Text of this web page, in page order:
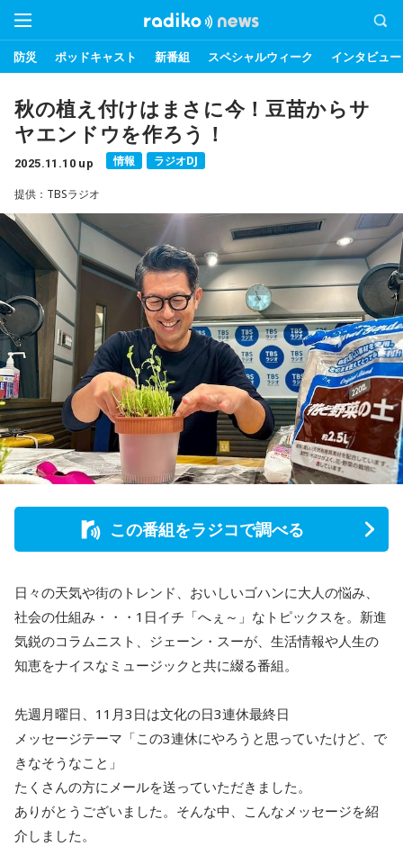
防災 ポッドキャスト 新番組 スペシャルウィーク インタビュー
秋の植え付けはまさに今！豆苗からサ
ヤエンドウを作ろう！
2025.11.10 up 情報 ラジオDJ
提供：TBSラジオ
この番組をラジコで調べる
日々の天気や街のトレンド、おいしいゴハンに大人の悩み、
社会の仕組み・・・1日イチ「へぇ～」なトピックスを。新進
気鋭のコラムニスト、ジェーン・スーが、生活情報や人生の
知恵をナイスなミュージックと共に綴る番組。
先週月曜日、11月3日は文化の日3連休最終日
メッセージテーマ「この3連休にやろうと思っていたけど、で
きなそうなこと」
たくさんの方にメールを送っていただきました。
ありがとうございました。そんな中、こんなメッセージを紹
介しました。